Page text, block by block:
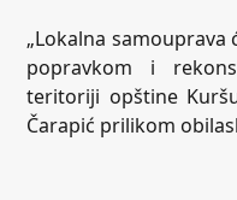
„Lokalna
popravkom i
teritoriji opštine
Čarapić prilikom